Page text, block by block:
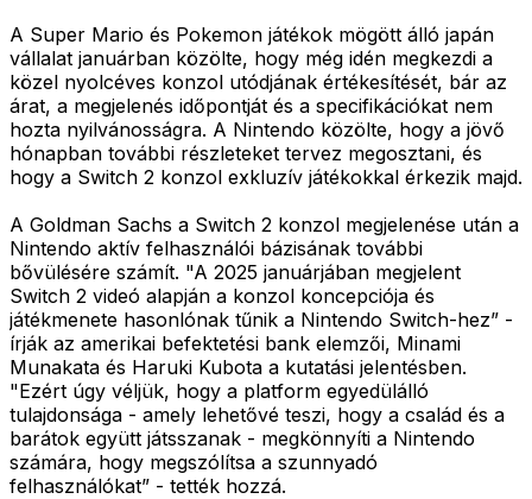
A Super Mario és Pokemon játékok mögött álló japán
vállalat januárban közölte, hogy még idén megkezdi a
közel nyolcéves konzol utódjának értékesítését, bár az
árat, a megjelenés időpontját és a specifikációkat nem
hozta nyilvánosságra. A Nintendo közölte, hogy a jövő
hónapban további részleteket tervez megosztani, és
hogy a Switch 2 konzol exkluzív játékokkal érkezik majd.
A Goldman Sachs a Switch 2 konzol megjelenése után a
Nintendo aktív felhasználói bázisának további
bővülésére számít. "A 2025 januárjában megjelent
Switch 2 videó alapján a konzol koncepciója és
játékmenete hasonlónak tűnik a Nintendo Switch-hez” -
írják az amerikai befektetési bank elemzői, Minami
Munakata és Haruki Kubota a kutatási jelentésben.
"Ezért úgy véljük, hogy a platform egyedülálló
tulajdonsága - amely lehetővé teszi, hogy a család és a
barátok együtt játsszanak - megkönnyíti a Nintendo
számára, hogy megszólítsa a szunnyadó
felhasználókat” - tették hozzá.